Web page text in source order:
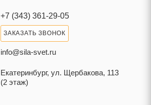
+7 (343) 361-29-05
ЗАКАЗАТЬ ЗВОНОК
info@sila-svet.ru
Екатеринбург, ул. Щербакова, 113
(2 этаж)